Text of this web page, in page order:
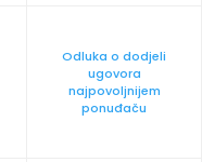
Odluka o dodjeli
ugovora
najpovoljnijem
ponuđaču